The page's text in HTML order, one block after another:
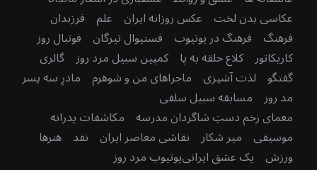
عکاسی بدن لخت عکس روزانه ایران علم فرزندان
فرهنگ فرهنگ در یوتیوب فستیوال تیرگان فوتبال روز
کاریکاتور کلاغ حلقه به پا کمپین سبیل مرد روز گالری
گفتگو لذت آشپزی ماجراهای من و شوهرم مادرِ سه پسر
مد روز مسابقه سبیل سلفی
معمای زخم دستِ شاگردان مدرسه مکاشفات پدرانه
موسیقی میر شکار نقاشی معاصر ایران نقد هنرها
ورزش یک عشق ایرانییوتیوب مرد روز